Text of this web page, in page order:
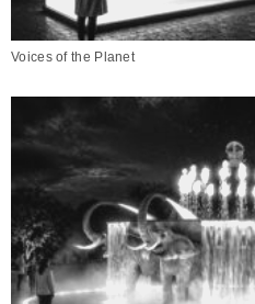
Voices of the Planet